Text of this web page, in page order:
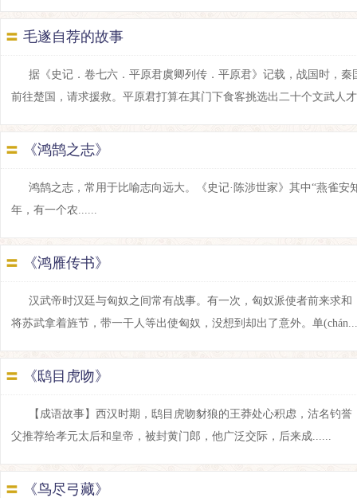
〓 毛遂自荐的故事
据《史记．卷七六．平原君虞卿列传．平原君》记载，战国时，
前往楚国，请求援救。平原君打算在其门下食客挑选出二十个文武人
〓 《鸿鹄之志》
鸿鹄之志，常用于比喻志向远大。《史记·陈涉世家》其中“燕雀
年，有一个农......
〓 《鸿雁传书》
汉武帝时汉廷与匈奴之间常有战事。有一次，匈奴派使者前来求
将苏武拿着旌节，带一干人等出使匈奴，没想到却出了意外。单
〓 《鸱目虎吻》
【成语故事】西汉时期，鸱目虎吻豺狼的王莽处心积虑，沽名钓
父推荐给孝元太后和皇帝，被封黄门郎，他广泛交际，后来成......
〓 《鸟尽弓藏》